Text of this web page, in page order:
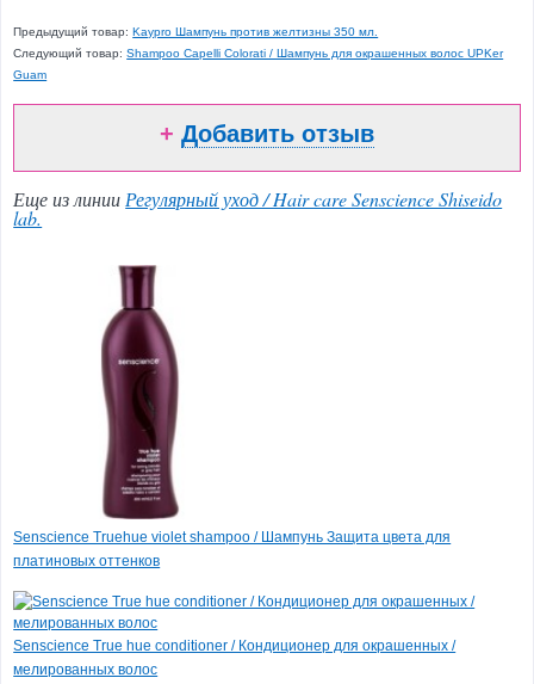
Парфюмерия
Детская
гамма
Vefer Mind Foam Sky
Comfort /
Анатомическая
ортопедическая
подушка с эффектом
памяти и
антидавления для
женщин c выемкой
под плечо для сна на
боку
3 837 руб.(-25%)
2 878 руб.
Все товары дня
Предыдущий товар:Kaypro Шампунь против желтизны 350 мл.
Следующий товар:Shampoo Capelli Colorati / Шампунь для окрашенных волос UPKer
Guam
+ Добавить отзыв
Еще из линииРегулярный уход / Hair care Senscience Shiseido
lab.
Senscience Truehue violet shampoo / Шампунь Защита цвета для
платиновых оттенков
Senscience True hue conditioner / Кондиционер для окрашенных /
мелированных волос